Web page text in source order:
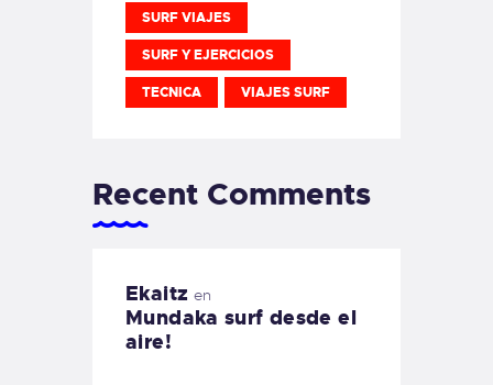
SURF VIAJES
SURF Y EJERCICIOS
TECNICA VIAJES SURF
Recent Comments
Ekaitz en
Mundaka surf desde el
aire!